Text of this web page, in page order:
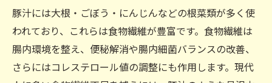
豚汁には大根・ごぼう・にんじんなどの根菜類が多く使
われており、これらは食物繊維が豊富です。食物繊維は
腸内環境を整え、便秘解消や腸内細菌バランスの改善、
さらにはコレステロール値の調整にも作用します。現代